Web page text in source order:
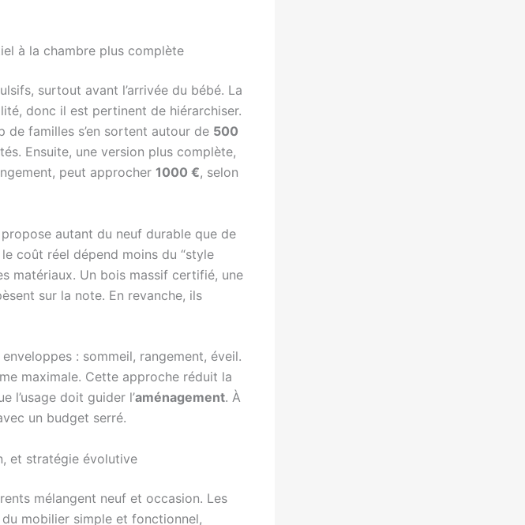
à la chambre plus complète
surtout avant l’arrivée du bébé. La
donc il est pertinent de hiérarchiser.
de familles s’en sortent autour de 500
Ensuite, une version plus complète,
peut approcher 1000 €, selon
autant du neuf durable que de
coût réel dépend moins du “style
matériaux. Un bois massif certifié, une
sur la note. En revanche, ils
: sommeil, rangement, éveil.
maximale. Cette approche réduit la
l’usage doit guider l’aménagement. À
un budget serré.
et stratégie évolutive
mélangent neuf et occasion. Les
mobilier simple et fonctionnel,